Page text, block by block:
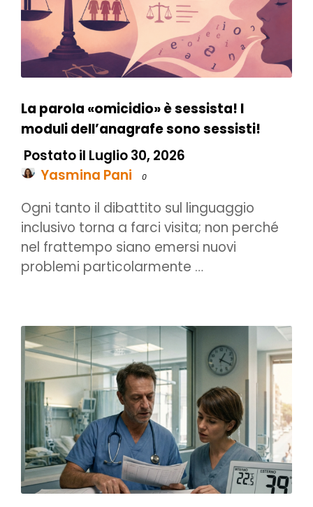
La parola «omicidio» è sessista! I
moduli dell’anagrafe sono sessisti!
Postato il Luglio 30, 2026
Yasmina Pani
0
Ogni tanto il dibattito sul linguaggio
inclusivo torna a farci visita; non perché
nel frattempo siano emersi nuovi
problemi particolarmente …